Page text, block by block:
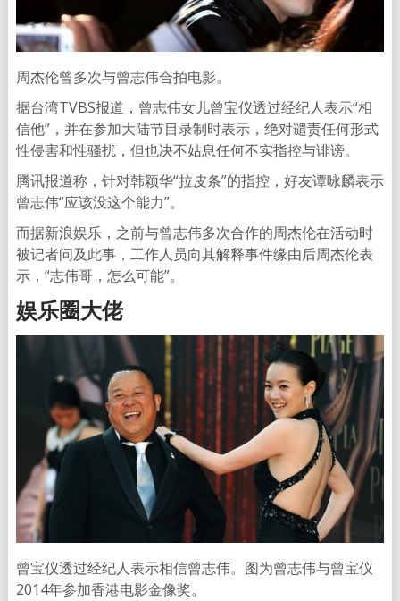
周杰伦曾多次与曾志伟合拍电影。
据台湾TVBS报道，曾志伟女儿曾宝仪透过经纪人表示“相
信他”，并在参加大陆节目录制时表示，绝对谴责任何形式
性侵害和性骚扰，但也决不姑息任何不实指控与诽谤。
腾讯报道称，针对韩颖华“拉皮条”的指控，好友谭咏麟表示
曾志伟“应该没这个能力”。
而据新浪娱乐，之前与曾志伟多次合作的周杰伦在活动时
被记者问及此事，工作人员向其解释事件缘由后周杰伦表
示，“志伟哥，怎么可能”。
娱乐圈大佬
曾宝仪透过经纪人表示相信曾志伟。图为曾志伟与曾宝仪
2014年参加香港电影金像奖。